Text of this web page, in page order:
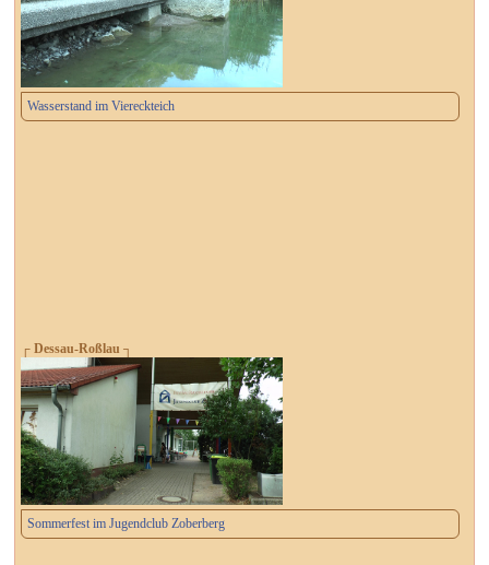
Wasserstand im Viereckteich
┌ Dessau-Roßlau ┐
Sommerfest im Jugendclub Zoberberg